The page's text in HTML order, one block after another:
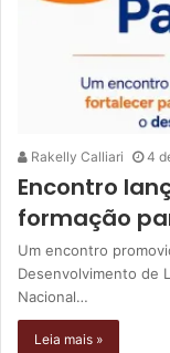
Rakelly Calliari 4
Encontro
formação
Um encontro
Desenvolvimento de
Nacional…
Leia mais »